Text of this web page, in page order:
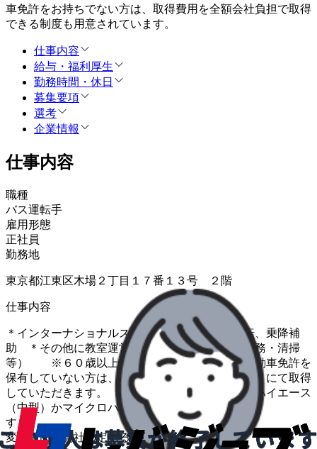
車免許をお持ちでない方は、取得費用を全額会社負担で取得
できる制度も用意されています。
仕事内容
給与・福利厚生
勤務時間・休日
募集要項
選考
企業情報
仕事内容
職種
バス運転手
雇用形態
正社員
勤務地
東京都江東区木場２丁目１７番１３号 ２階
仕事内容
＊インターナショナルスクールの送迎バスの運転、乗降補
助 ＊その他に教室運営に関する簡単な雑務（用務・清掃
等） ※６０歳以上の方応募歓迎 ※中型自動車免許を
保有していない方は、取得費用を全額会社負担 にて取得
していただきます。 ※運転いただく車種は、ハイエース
（中型）かマイクロバスに なりま
変更範囲：会社の定める業務